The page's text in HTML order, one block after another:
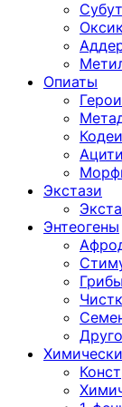
Опиаты
Экстази
Энтеогены